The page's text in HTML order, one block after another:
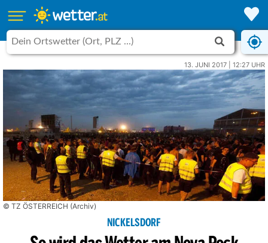
13. JUNI 2017 | 12:27 UHR
© TZ ÖSTERREICH (Archiv)
NICKELSDORF